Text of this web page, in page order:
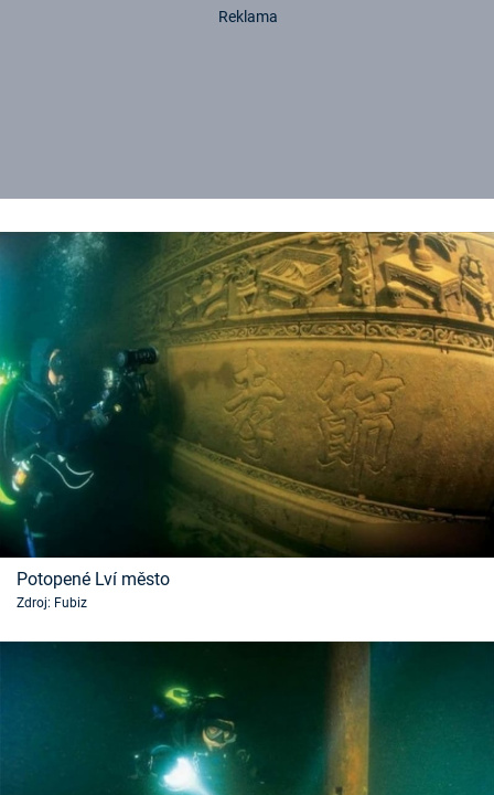
Potopené Lví město
Zdroj: Fubiz